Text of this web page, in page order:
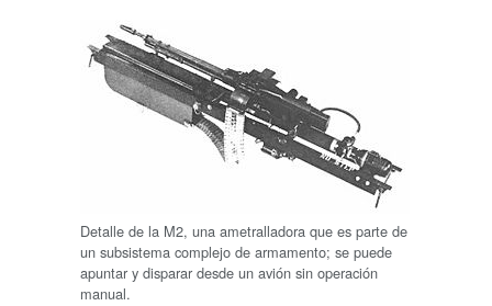
Detalle de la M2, una ametralladora que es parte de
un subsistema complejo de armamento; se puede
apuntar y disparar desde un avión sin operación
manual.